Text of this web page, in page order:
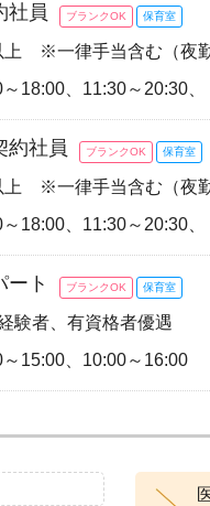
社員 ブランクOK 保育室
上 ※一律手当含む（夜
18:00、11:30～20:30
約社員 ブランクOK 保育室
上 ※一律手当含む（夜
18:00、11:30～20:30
ート ブランクOK 保育室
験者、有資格者優遇
15:00、10:00～16:00